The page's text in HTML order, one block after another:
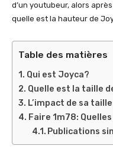
d’un youtubeur, alors
quelle est la hauteur de
Table des matières
Qui est Joyca?
Quelle est la taille
L’impact de sa
Faire 1m78:
Publications